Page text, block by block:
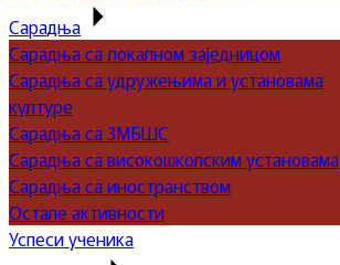
Сарадња
Сарадња са локалном заједницом
Сарадња са удружењима и установама
културе
Сарадња са ЗМБШС
Сарадња са високошколским установама
Сарадња са иностранством
Остале активности
Успеси ученика